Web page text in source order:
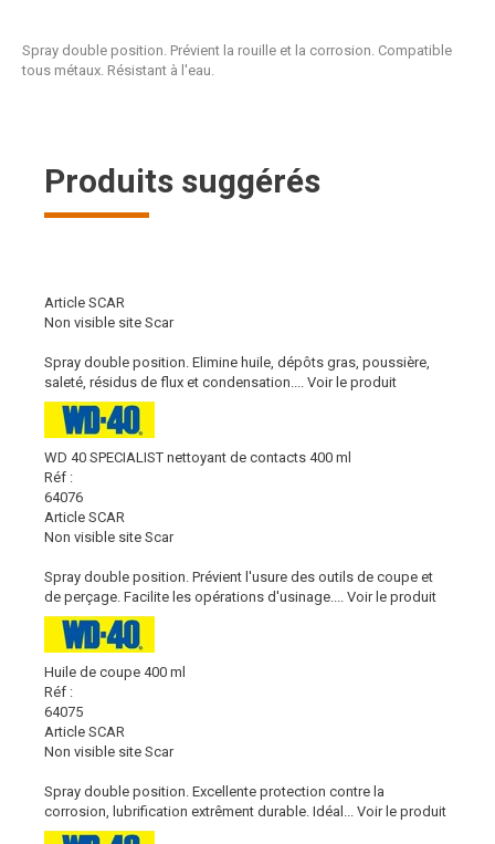
Spray double position. Prévient la rouille et la corrosion. Compatible
tous métaux. Résistant à l'eau.
Produits suggérés
Article SCAR
Non visible site Scar
Spray double position. Elimine huile, dépôts gras, poussière,
saleté, résidus de flux et condensation....
Voir le produit
WD 40 SPECIALIST nettoyant de contacts 400 ml
Réf :
64076
Article SCAR
Non visible site Scar
Spray double position. Prévient l'usure des outils de coupe et
de perçage. Facilite les opérations d'usinage....
Voir le produit
Huile de coupe 400 ml
Réf :
64075
Article SCAR
Non visible site Scar
Spray double position. Excellente protection contre la
corrosion, lubrification extrêment durable. Idéal...
Voir le produit